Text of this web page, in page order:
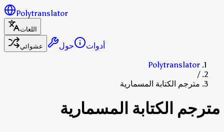
Polytranslator
اللغات
عشوائي
أدوات
حول
Polytranslator
/
مترجم الكتابة المسمارية
مترجم الكتابة المسمارية